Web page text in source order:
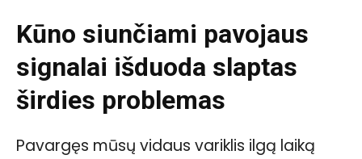
Kūno siunčiami pavojaus
signalai išduoda slaptas
širdies problemas
Pavargęs mūsų vidaus variklis ilgą laiką